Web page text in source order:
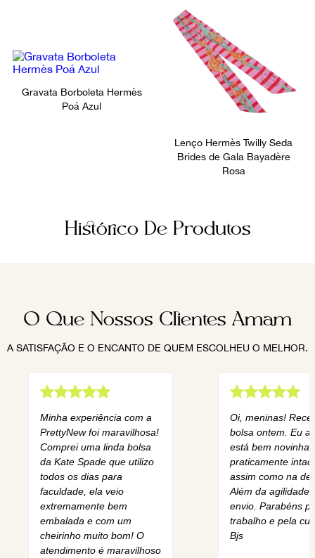
Gravata Borboleta Hermès
Poá Azul
Lenço Hermès Twilly Seda
Brides de Gala Bayadère
Rosa
Histórico De Produtos
O Que Nossos Clientes Amam
A SATISFAÇÃO E O ENCANTO DE QUEM ESCOLHEU O MELHOR.
Minha experiência com a
PrettyNew foi maravilhosa!
Comprei uma linda bolsa
da Kate Spade que utilizo
todos os dias para
faculdade, ela veio
extremamente bem
embalada e com um
cheirinho muito bom! O
atendimento é maravilhoso
Oi, meninas!
bolsa ontem. Eu
está bem novinha,
praticamente
assim como na
Além da agilidade
envio. Parabéns
trabalho e pela
Bjs